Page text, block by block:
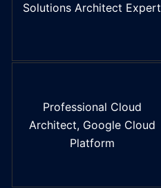
Solutions Architect Expert
Professional Cloud
Architect, Google Cloud
Platform